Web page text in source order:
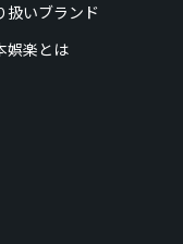
扱いブランド
娯楽とは